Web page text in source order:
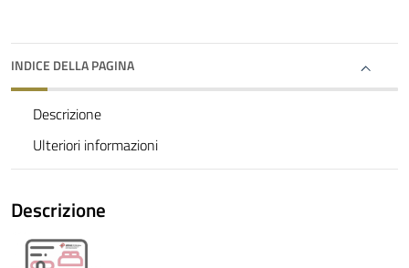
INDICE DELLA PAGINA
Descrizione
Ulteriori informazioni
Descrizione